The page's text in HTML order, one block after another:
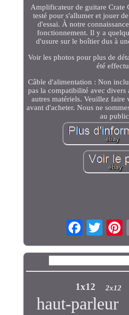
Amplificateur de guitare Crate
testé pour s'allumer et jouer
d'essai. À notre
fonctionnement. Il y a
d'usure sur le boîtier dus à
Voir les photos pour plus de
été
Câble d'alimentation : Non
pas la compatibilité avec divers
autres matériels. Veuillez faire
avant d'acheter. Nous ne
au
1x12 2x12
haut-parleur